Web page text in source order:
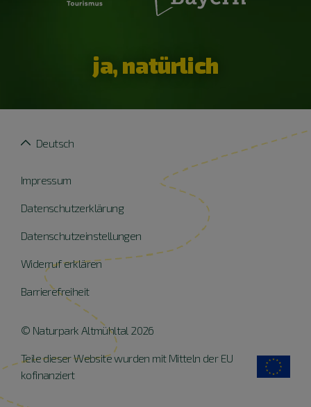
ja, natürlich
Impressum
Datenschutzerklärung
Datenschutzeinstellungen
Widerruf erklären
Barrierefreiheit
Deutsch
© Naturpark Altmühltal 2026
Teile dieser Website wurden mit Mitteln der EU
kofinanziert